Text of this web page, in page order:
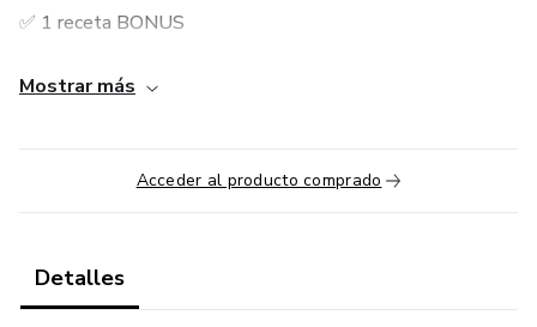
✅ 1 receta BONUS
✅ Video paso a paso de cada preparación
✅ Recetario digital descargable
Mostrar más
Acceder al producto comprado
Detalles